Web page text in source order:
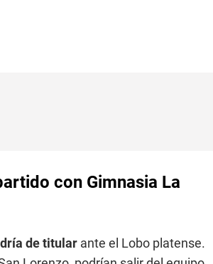
con Gimnasia La
de titular ante el Lobo platense.